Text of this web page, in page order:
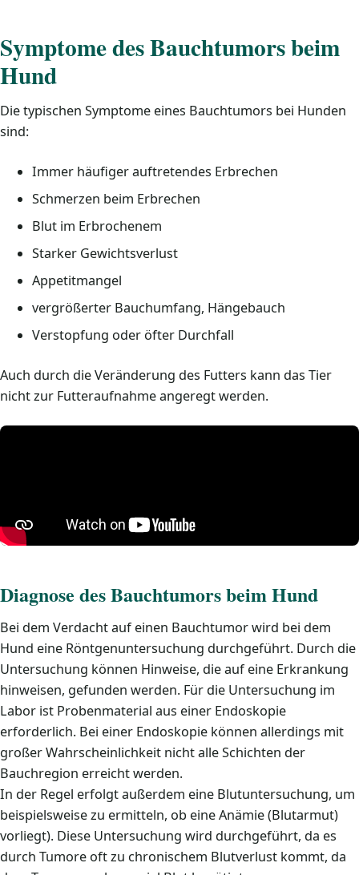
Symptome des Bauchtumors beim
Hund
Die typischen Symptome eines Bauchtumors bei Hunden
sind:
Immer häufiger auftretendes Erbrechen
Schmerzen beim Erbrechen
Blut im Erbrochenem
Starker Gewichtsverlust
Appetitmangel
vergrößerter Bauchumfang, Hängebauch
Verstopfung oder öfter Durchfall
Auch durch die Veränderung des Futters kann das Tier
nicht zur Futteraufnahme angeregt werden.
Diagnose des Bauchtumors beim Hund
Bei dem Verdacht auf einen Bauchtumor wird bei dem
Hund eine Röntgenuntersuchung durchgeführt. Durch die
Untersuchung können Hinweise, die auf eine Erkrankung
hinweisen, gefunden werden. Für die Untersuchung im
Labor ist Probenmaterial aus einer Endoskopie
erforderlich. Bei einer Endoskopie können allerdings mit
großer Wahrscheinlichkeit nicht alle Schichten der
Bauchregion erreicht werden.
In der Regel erfolgt außerdem eine Blutuntersuchung, um
beispielsweise zu ermitteln, ob eine Anämie (Blutarmut)
vorliegt). Diese Untersuchung wird durchgeführt, da es
durch Tumore oft zu chronischem Blutverlust kommt, da